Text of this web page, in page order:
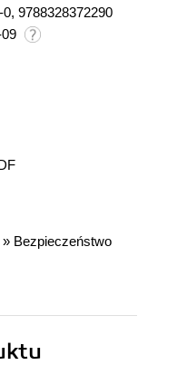
9788328372290
» Bezpieczeństwo